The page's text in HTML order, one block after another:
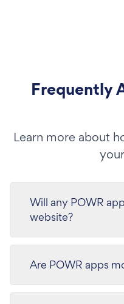
Frequently
Learn more about
Will any POWR
website?
Are POWR apps